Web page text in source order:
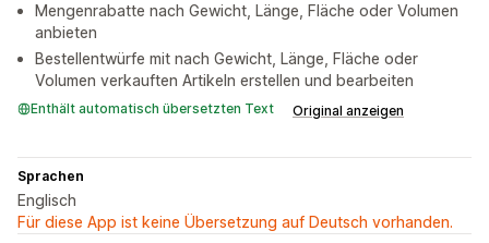
Mengenrabatte nach Gewicht, Länge, Fläche oder Volumen
anbieten
Bestellentwürfe mit nach Gewicht, Länge, Fläche oder
Volumen verkauften Artikeln erstellen und bearbeiten
Enthält automatisch übersetzten Text Original anzeigen
Sprachen
Englisch
Für diese App ist keine Übersetzung auf Deutsch vorhanden.